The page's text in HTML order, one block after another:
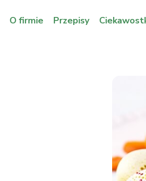
O firmie Przepisy